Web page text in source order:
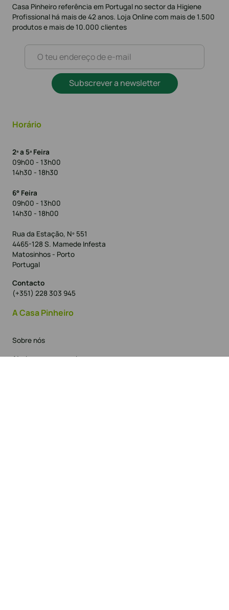
Casa Pinheiro referência em Portugal no sector da Higiene
Profissional há mais de 42 anos. Loja Online com mais de 1.500
produtos e mais de 10.000 clientes
Subscrever a newsletter
Horário
2ª a 5ª Feira
09h00 - 13h00
14h30 - 18h30
6° Feira
09h00 - 13h00
14h30 - 18h00
Rua da Estação, Nº 551
4465-128 S. Mamede Infesta
Matosinhos - Porto
Portugal
Contacto
(+351) 228 303 945
A Casa Pinheiro
Sobre nós
Ajuda na encomenda